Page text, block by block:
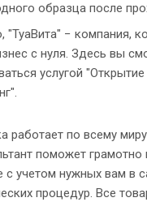
образца после
"ТуаВита" − компания,
с нуля. Здесь вы
услугой
работает по всему
поможет грамотно
с учетом нужных вам в
процедур. Все